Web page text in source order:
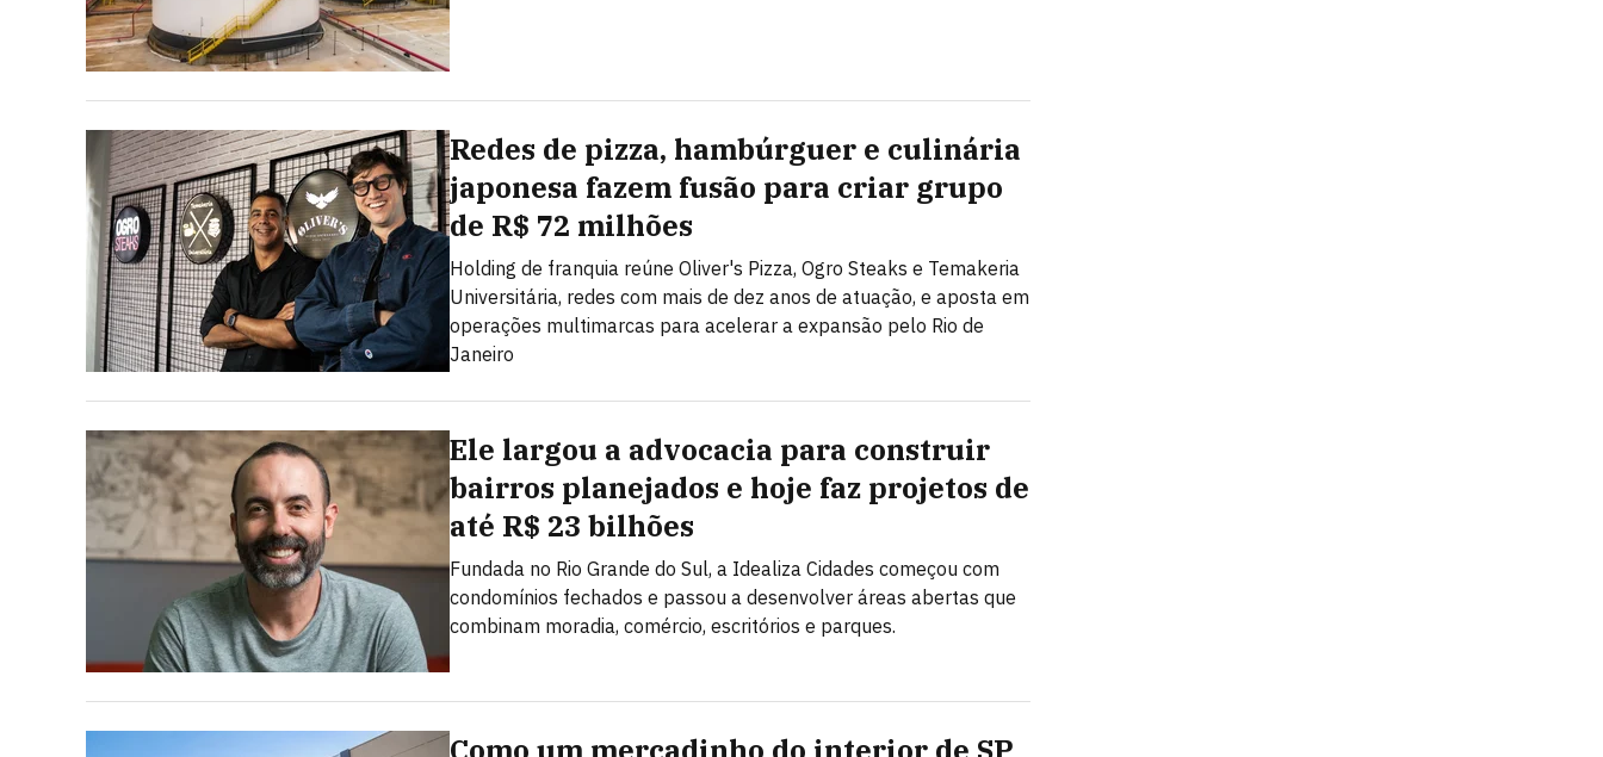
Redes de pizza, hambúrguer e culinária
japonesa fazem fusão para criar grupo
de R$ 72 milhões
Holding de franquia reúne Oliver's Pizza, Ogro Steaks e Temakeria
Universitária, redes com mais de dez anos de atuação, e aposta em
operações multimarcas para acelerar a expansão pelo Rio de
Janeiro
Ele largou a advocacia para construir
bairros planejados e hoje faz projetos de
até R$ 23 bilhões
Fundada no Rio Grande do Sul, a Idealiza Cidades começou com
condomínios fechados e passou a desenvolver áreas abertas que
combinam moradia, comércio, escritórios e parques.